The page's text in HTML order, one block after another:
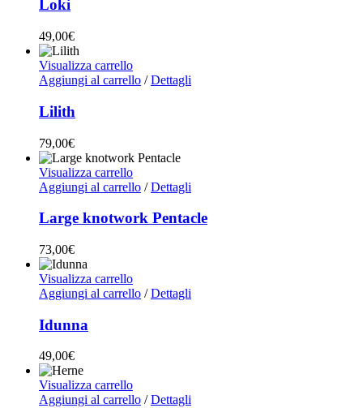
Loki
49,00€
Visualizza carrello
Aggiungi al carrello / Dettagli
Lilith
79,00€
Visualizza carrello
Aggiungi al carrello / Dettagli
Large knotwork Pentacle
73,00€
Visualizza carrello
Aggiungi al carrello / Dettagli
Idunna
49,00€
Visualizza carrello
Aggiungi al carrello / Dettagli